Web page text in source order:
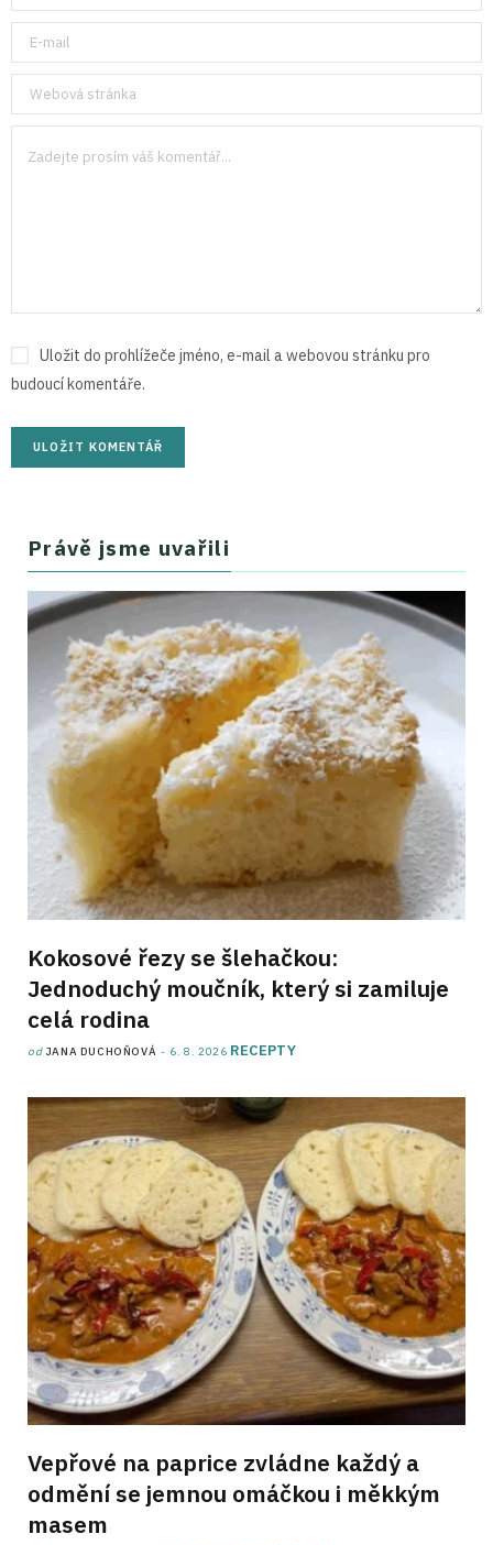
Uložit do prohlížeče jméno, e-mail a webovou stránku pro
budoucí komentáře.
Právě jsme uvařili
Kokosové řezy se šlehačkou:
Jednoduchý moučník, který si zamiluje
celá rodina
od JANA DUCHOŇOVÁ 6. 8. 2026 RECEPTY
Vepřové na paprice zvládne každý a
odmění se jemnou omáčkou i měkkým
masem